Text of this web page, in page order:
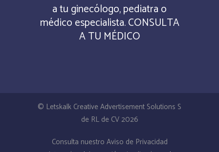
a tu ginecólogo, pediatra o
médico especialista. CONSULTA
A TU MÉDICO
© Letskalk Creative Advertisement Solutions S
de RL de CV 2026
Consulta nuestro Aviso de Privacidad